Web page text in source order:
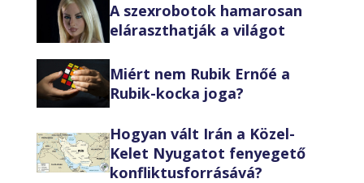
A szexrobotok hamarosan
eláraszthatják a világot
Miért nem Rubik Ernőé a
Rubik-kocka joga?
Hogyan vált Irán a Közel-
Kelet Nyugatot fenyegető
konfliktusforrásává?